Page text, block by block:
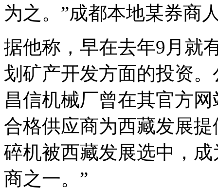
为之。”成都本地某券商
据他称，早在去年9月就
划矿产开发方面的投资
昌信机械厂曾在其官方
合格供应商为西藏发展
碎机被西藏发展选中，
商之一。”